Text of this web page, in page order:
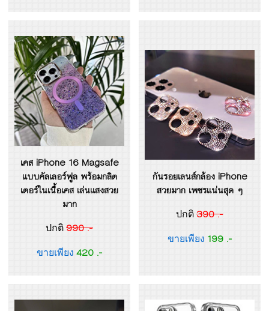
เคส iPhone 16 Magsafe
แบบคัลเลอร์ฟูล พร้อมกลิต
เตอร์ในเนื้อเคส เล่นแสงสวย
มาก
ปกติ 990 .-
ขายเพียง 420 .-
กันรอยเลนส์กล้อง iPhone
สวยมาก เพชรแน่นสุด ๆ
ปกติ 390 .-
ขายเพียง 199 .-